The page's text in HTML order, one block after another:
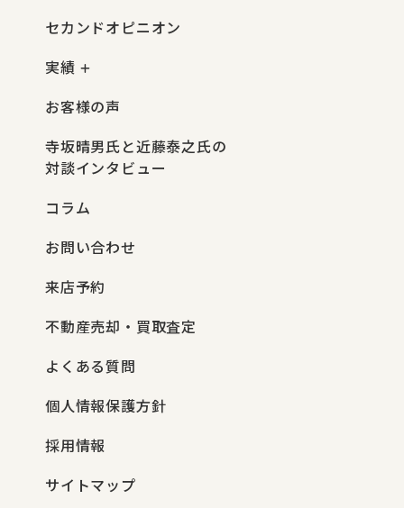
セカンドオピニオン
実績
お客様の声
寺坂晴男氏と近藤泰之氏の
対談インタビュー
コラム
お問い合わせ
来店予約
不動産売却・買取査定
よくある質問
個人情報保護方針
採用情報
サイトマップ